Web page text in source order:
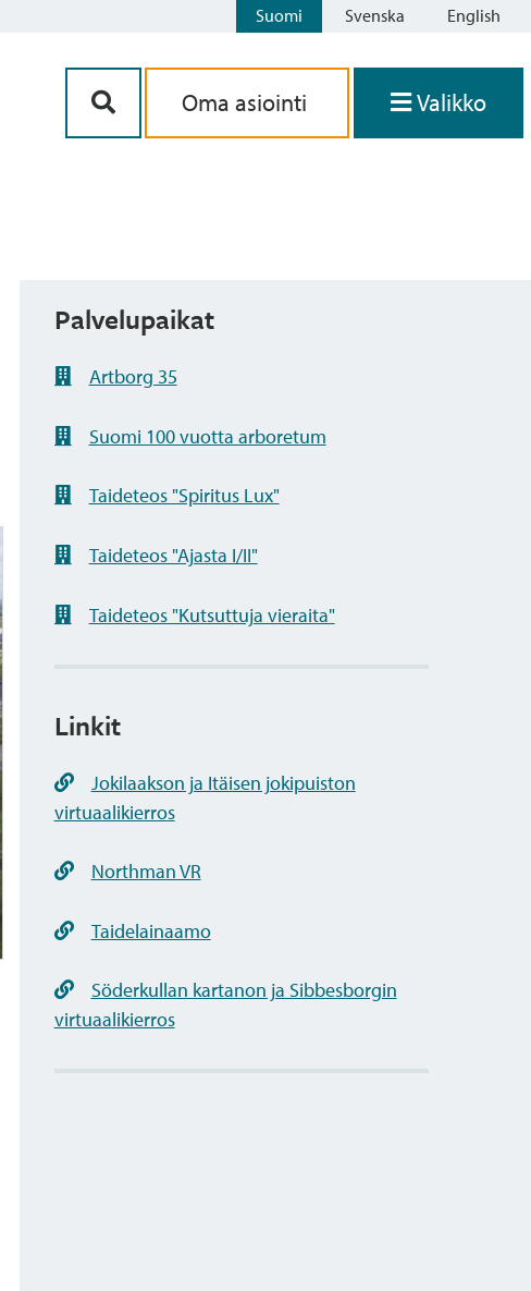
Suomi Svenska English
Oma asiointi Valikko
Palvelupaikat
Artborg 35
Suomi 100 vuotta arboretum
Taideteos "Spiritus Lux"
Taideteos "Ajasta I/II"
Taideteos "Kutsuttuja vieraita"
Linkit
Jokilaakson ja Itäisen jokipuiston
virtuaalikierros
Northman VR
Taidelainaamo
Söderkullan kartanon ja Sibbesborgin
virtuaalikierros